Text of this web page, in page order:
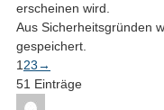
erscheinen wird.
Aus Sicherheitsgründen
gespeichert.
Navigation
der
Gästebuchliste
1 23→
51 Einträge